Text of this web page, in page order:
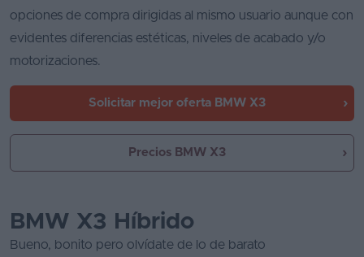
opciones de compra dirigidas al mismo usuario aunque con
evidentes diferencias estéticas, niveles de acabado y/o
motorizaciones.
Solicitar mejor oferta BMW X3
Precios BMW X3
BMW X3 Híbrido
Bueno, bonito pero olvídate de lo de barato